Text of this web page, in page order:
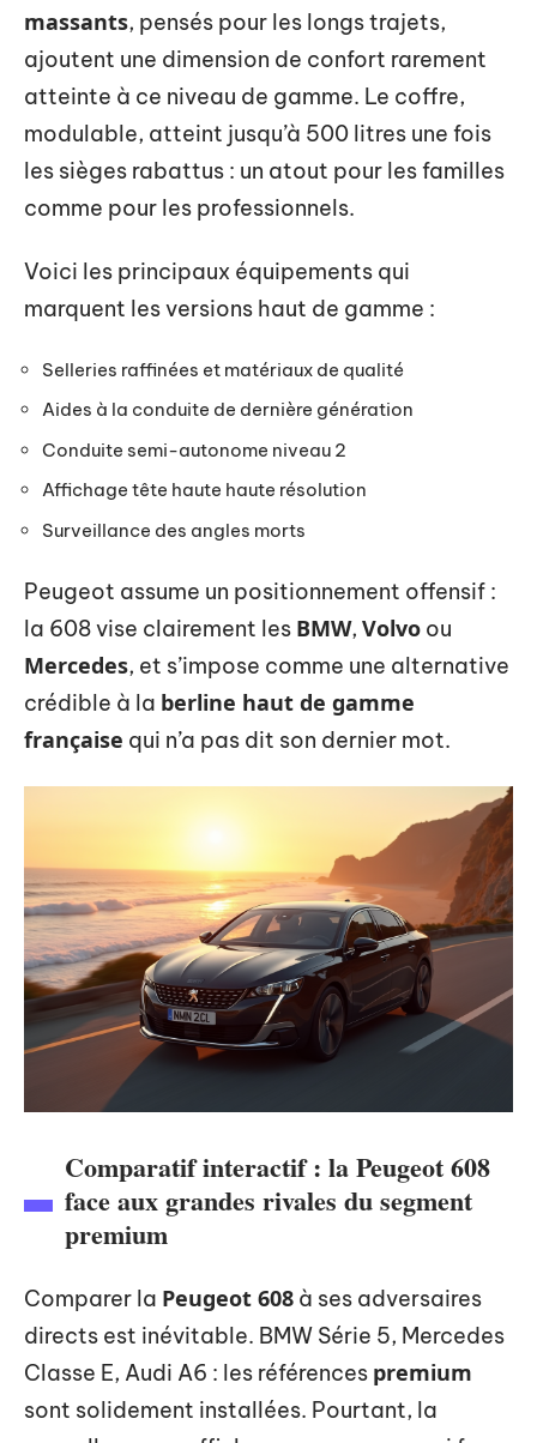
massants, pensés pour les longs trajets,
ajoutent une dimension de confort rarement
atteinte à ce niveau de gamme. Le coffre,
modulable, atteint jusqu’à 500 litres une fois
les sièges rabattus : un atout pour les familles
comme pour les professionnels.
Voici les principaux équipements qui
marquent les versions haut de gamme :
Selleries raffinées et matériaux de qualité
Aides à la conduite de dernière génération
Conduite semi-autonome niveau 2
Affichage tête haute haute résolution
Surveillance des angles morts
Peugeot assume un positionnement offensif :
la 608 vise clairement les BMW, Volvo ou
Mercedes, et s’impose comme une alternative
crédible à la berline haut de gamme
française qui n’a pas dit son dernier mot.
Comparatif interactif : la Peugeot 608
face aux grandes rivales du segment
premium
Comparer la Peugeot 608 à ses adversaires
directs est inévitable. BMW Série 5, Mercedes
Classe E, Audi A6 : les références premium
sont solidement installées. Pourtant, la